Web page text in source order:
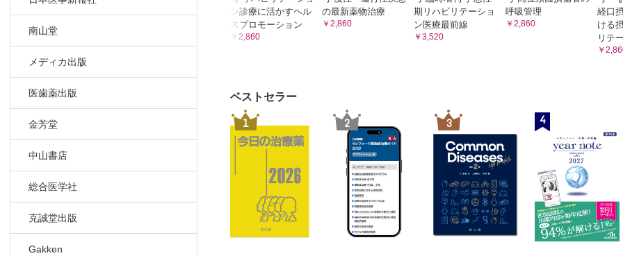
南山堂
メディカ出版
医歯薬出版
金芳堂
中山書店
総合医学社
克誠堂出版
Gakken
ン診療に活かすヘル
スプロモーション
￥2,860
の最新薬物治療
￥2,860
期リハビリテーショ
ン医療最前線
￥3,520
呼吸管理
￥2,860
経口
ける
リテ
￥
ベストセラー
1 2 3 4